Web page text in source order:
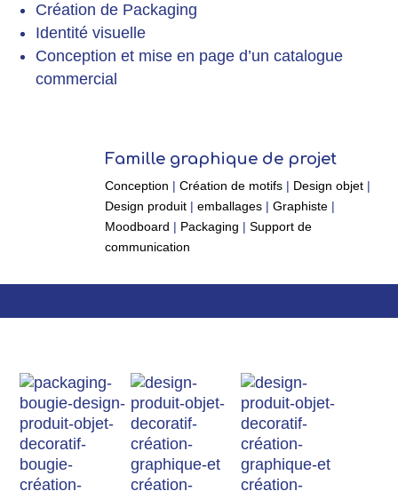
Création de Packaging
Identité visuelle
Conception et mise en page d’un catalogue
commercial
Famille graphique de projet
Conception | Création de motifs| Design objet|
Design produit| emballages| Graphiste|
Moodboard | Packaging | Support de
communication